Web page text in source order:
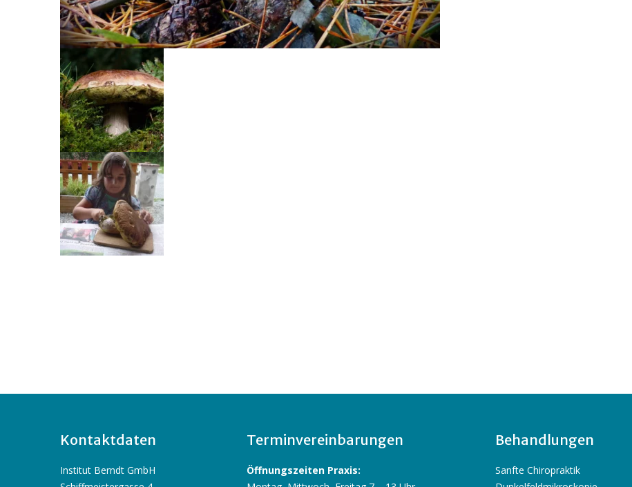
Kontaktdaten
Institut Berndt GmbH
Terminvereinbarungen
Öffnungszeiten Praxis:
Behandlungen
Sanfte Chiropraktik